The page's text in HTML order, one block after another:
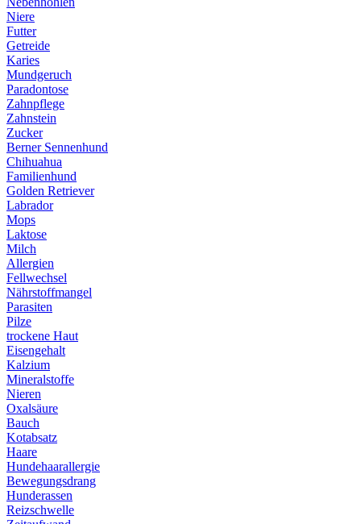
Niere
Futter
Getreide
Karies
Mundgeruch
Paradontose
Zahnpflege
Zahnstein
Zucker
Berner Sennenhund
Chihuahua
Familienhund
Golden Retriever
Labrador
Mops
Laktose
Milch
Allergien
Fellwechsel
Nährstoffmangel
Parasiten
Pilze
trockene Haut
Eisengehalt
Kalzium
Mineralstoffe
Nieren
Oxalsäure
Bauch
Kotabsatz
Haare
Hundehaarallergie
Bewegungsdrang
Hunderassen
Reizschwelle